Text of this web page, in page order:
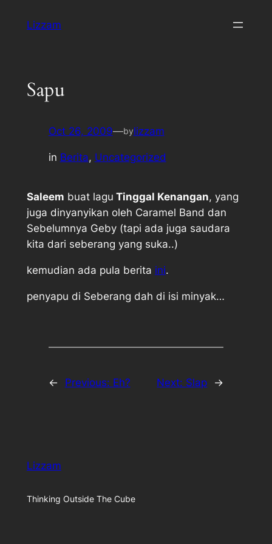
Lizzam
Sapu
Oct 26, 2009—bylizzam
in Berita, Uncategorized
Saleem buat lagu Tinggal Kenangan, yang
juga dinyanyikan oleh Caramel Band dan
Sebelumnya Geby (tapi ada juga saudara
kita dari seberang yang suka..)
kemudian ada pula berita ini.
penyapu di Seberang dah di isi minyak…
← Previous: Eh? Next: Slap →
Lizzam
Thinking Outside The Cube